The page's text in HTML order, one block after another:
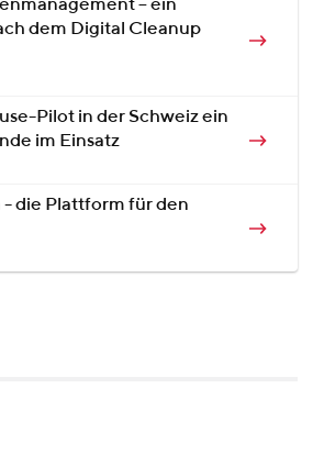
– ein
dem Digital Cleanup
Pilot in der Schweiz ein
im Einsatz
die Plattform für den